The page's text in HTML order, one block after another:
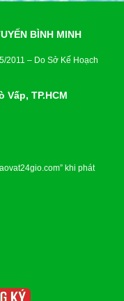
BÌNH MINH
2011 – Do Sở Kế Hoạch
Vấp, TP.HCM
khi phát